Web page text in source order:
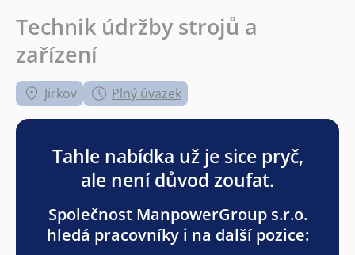
Technik údržby strojů a
zařízení
Jirkov Plný úvazek
Tahle nabídka už je sice pryč,
ale není důvod zoufat.
Společnost ManpowerGroup s.r.o.
hledá pracovníky i na další pozice: